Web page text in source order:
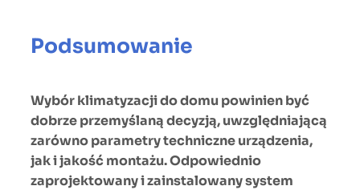
Podsumowanie
Wybór klimatyzacji do domu powinien być
dobrze przemyślaną decyzją, uwzględniającą
zarówno parametry techniczne urządzenia,
jak i jakość montażu. Odpowiednio
zaprojektowany i zainstalowany system